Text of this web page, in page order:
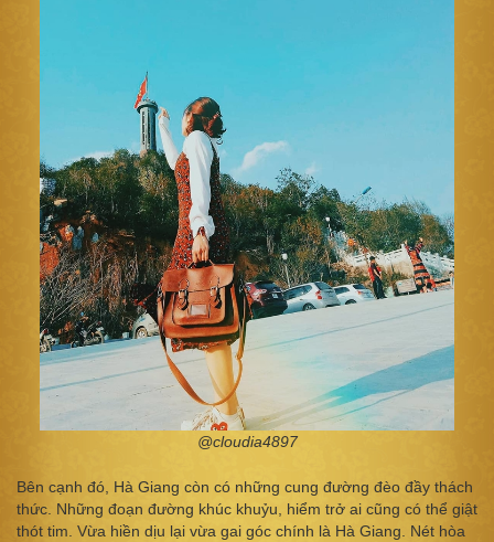
@cloudia4897
Bên cạnh đó, Hà Giang còn có những cung đường đèo đầy thách
thức. Những đoạn đường khúc khuỷu, hiểm trở ai cũng có thể giật
thót tim. Vừa hiền dịu lại vừa gai góc chính là Hà Giang. Nét hòa